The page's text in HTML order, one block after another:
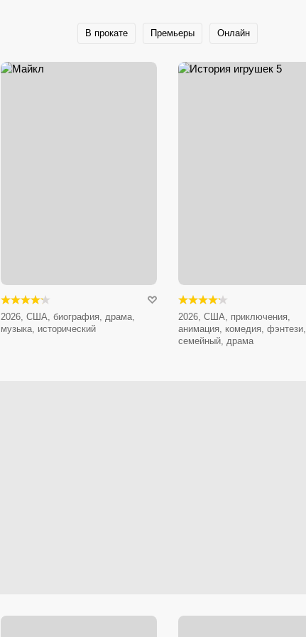
В прокате Премьеры Онлайн
2026, США, биография, драма,
музыка, исторический
2026, США, приключения,
анимация, комедия, фэнтези,
семейный, драма